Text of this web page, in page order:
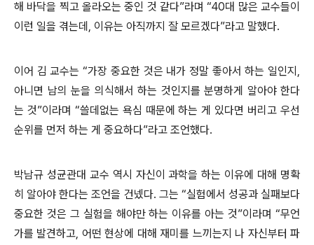
해 바닥을 찍고 올라오는 중인 것 같다”라며 “40대 많은 교수들이
이런 일을 겪는데, 이유는 아직까지 잘 모르겠다”라고 말했다.
이어 김 교수는 “가장 중요한 것은 내가 정말 좋아서 하는 일인지,
아니면 남의 눈을 의식해서 하는 것인지를 분명하게 알아야 한다
는 것”이라며 “쓸데없는 욕심 때문에 하는 게 있다면 버리고 우선
순위를 먼저 하는 게 중요하다”라고 조언했다.
박남규 성균관대 교수 역시 자신이 과학을 하는 이유에 대해 명확
히 알아야 한다는 조언을 건넸다. 그는 “실험에서 성공과 실패보다
중요한 것은 그 실험을 해야만 하는 이유를 아는 것”이라며 “무언
가를 발견하고, 어떤 현상에 대해 재미를 느끼는지 나 자신부터 파